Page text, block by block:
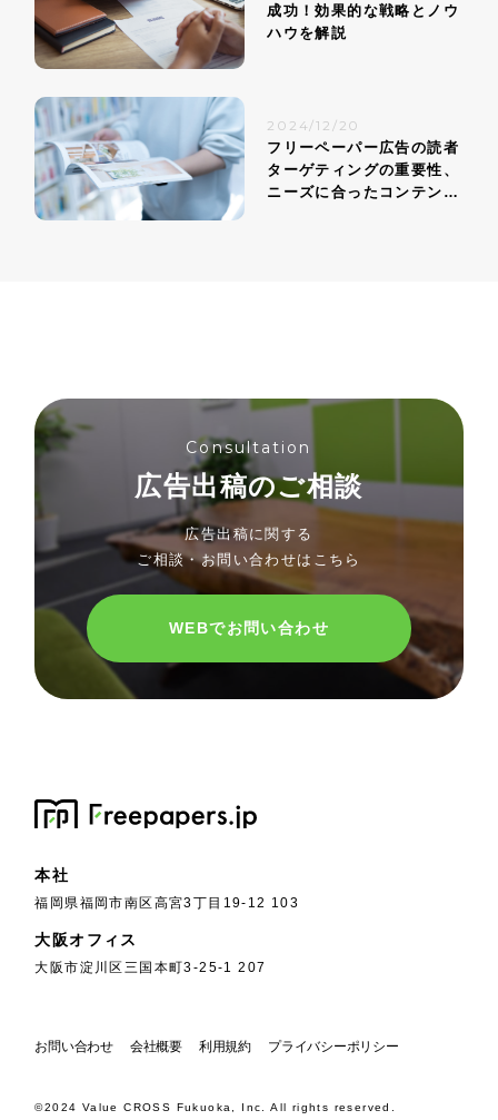
成功！効果的な戦略とノウ
ハウを解説
2024/12/20
フリーペーパー広告の読者
ターゲティングの重要性、
ニーズに合ったコンテンツ
Consultation
広告出稿のご相談
広告出稿に関する
ご相談・お問い合わせはこちら
WEBでお問い合わせ
本社
福岡県福岡市南区高宮3丁目19-12 103
大阪オフィス
大阪市淀川区三国本町3-25-1 207
お問い合わせ 会社概要 利用規約 プライバシーポリシー
©2024 Value CROSS Fukuoka, Inc. All rights reserved.